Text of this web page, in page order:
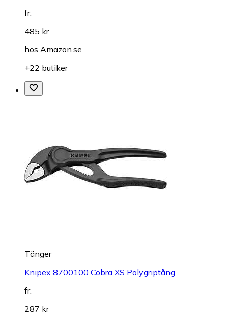
fr.
485 kr
hos Amazon.se
+22 butiker
Tänger
Knipex 8700100 Cobra XS Polygriptång
fr.
287 kr